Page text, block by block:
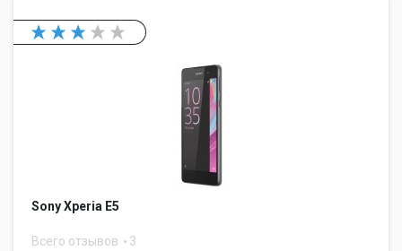
Sony Xperia E5
Всего отзывов 3